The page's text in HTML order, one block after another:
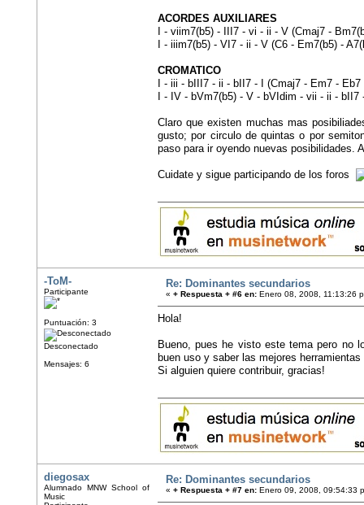
ACORDES AUXILIARES
I - viim7(b5) - III7 - vi - ii - V (Cmaj7 -
I - iiim7(b5) - VI7 - ii - V (C6 - Em7(b5) -
CROMATICO
I - iii - bIII7 - ii - bII7 - I (Cmaj7 - Em7 - Eb7
I - IV - bVm7(b5) - V - bVIdim - vii - ii - bII7
Claro que existen muchas mas
gusto; por circulo de quintas o por
paso para ir oyendo nuevas
Cuidate y sigue participando de los foros
-ToM-
Participante
Puntuación: 3
Desconectado
Mensajes: 6
Re: Dominantes secundarios
« + Respuesta + #6 en: Enero 08, 2008, 11:13:26
Hola!
Bueno, pues he visto este tema pero no
buen uso y saber las mejores
Si alguien quiere contribuir, gracias!
diegosax
Alumnado MNW School of
Music
Re: Dominantes secundarios
« + Respuesta + #7 en: Enero 09, 2008, 09:54:33